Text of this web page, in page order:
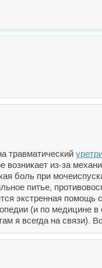
травматический
из-за
боль при
питье,
экстренная помощь
(и по медицине
я всегда на связи).